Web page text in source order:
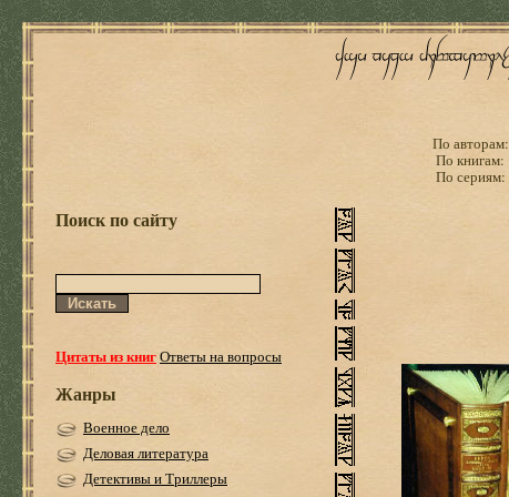
По авторам:
По книгам:
По сериям:
Поиск по сайту
Цитаты из книгОтветы на вопросы
Жанры
Военное дело
Деловая литература
Детективы и Триллеры